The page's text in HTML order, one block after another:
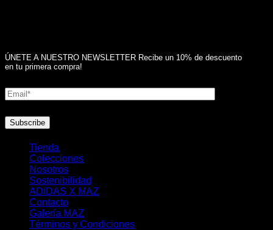
ÚNETE A NUESTRO NEWSLETTER Recibe un 10% de descuento
en tu primera compra!
Tienda
Colecciones
Nosotros
Sostenibilidad
ADIDAS X MAZ
Contacto
Galería MAZ
Términos y Condiciones